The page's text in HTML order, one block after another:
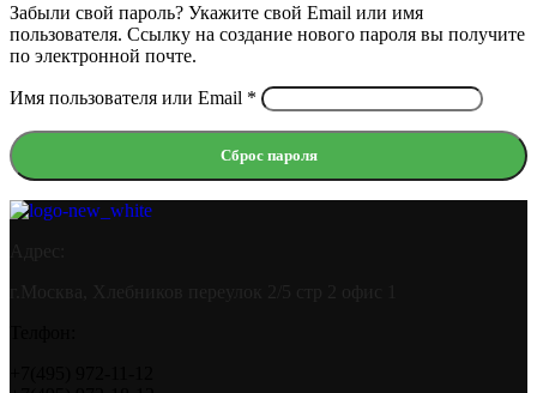
Забыли свой пароль? Укажите свой Email или имя
пользователя. Ссылку на создание нового пароля вы получите
по электронной почте.
Имя пользователя или Email *
Сброс пароля